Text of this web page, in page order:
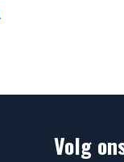
Volg